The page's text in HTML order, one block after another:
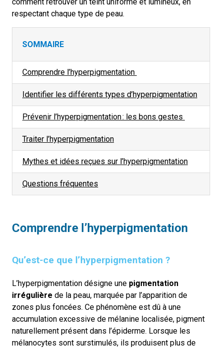
respectant chaque type de peau.
SOMMAIRE
Comprendre l’hyperpigmentation
Identifier les différents types d’hyperpigmentation
Prévenir l’hyperpigmentation: les bons gestes
Traiter l’hyperpigmentation
Mythes et idées reçues sur l’hyperpigmentation
Questions fréquentes
Comprendre l’hyperpigmentation
Qu’est-ce que l’hyperpigmentation ?
L’hyperpigmentation désigne une pigmentation
irrégulière de la peau, marquée par l’apparition de
zones plus foncées. Ce phénomène est dû à une
accumulation excessive de mélanine localisée, pigment
naturellement présent dans l’épiderme. Lorsque les
mélanocytes sont surstimulés, ils produisent plus de